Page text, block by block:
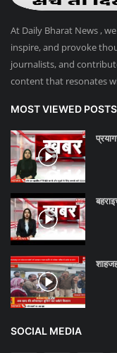
At Daily Bharat News ,
inspire, and provoke
journalists, and
content that resonates
MOST VIEWED POSTS
SOCIAL MEDIA